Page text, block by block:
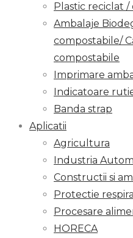
Plastic reciclat
Ambalaje
compostabile/
compostabile
Imprimare
Indicatoare
Banda strap
Aplicatii
Agricultura
Industria
Constructii si
Protectie
Procesare
HORECA